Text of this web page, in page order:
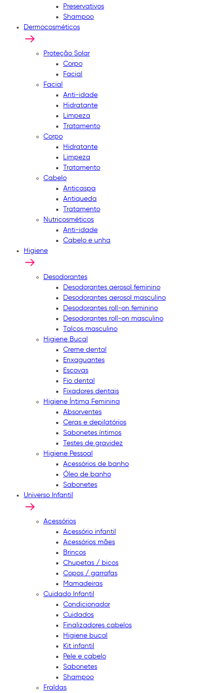
Preservativos
Shampoo
Dermocosméticos
Proteção Solar
Corpo
Facial
Facial
Anti-idade
Hidratante
Limpeza
Tratamento
Corpo
Hidratante
Limpeza
Tratamento
Cabelo
Anticaspa
Antiqueda
Tratamento
Nutricosméticos
Anti-idade
Cabelo e unha
Higiene
Desodorantes
Desodorantes aerosol feminino
Desodorantes aerosol masculino
Desodorantes roll-on feminino
Desodorantes roll-on masculino
Talcos masculino
Higiene Bucal
Creme dental
Enxaguantes
Escovas
Fio dental
Fixadores dentais
Higiene Íntima Feminina
Absorventes
Ceras e depilatórios
Sabonetes íntimos
Testes de gravidez
Higiene Pessoal
Acessórios de banho
Óleo de banho
Sabonetes
Universo Infantil
Acessórios
Acessório infantil
Acessórios mães
Brincos
Chupetas / bicos
Copos / garrafas
Mamadeiras
Cuidado Infantil
Condicionador
Cuidados
Finalizadores cabelos
Higiene bucal
Kit infantil
Pele e cabelo
Sabonetes
Shampoo
Fraldas